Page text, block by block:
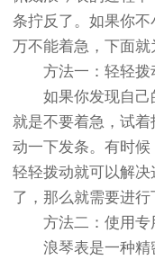
条拧反了。如果你
万不能着急，下面就
方法一：轻轻拨
如果你发现自己
就是不要着急，试
动一下发条。有时候
轻轻拨动就可以解
了，那么就需要进行
方法二：使用专
浪琴表是一种精